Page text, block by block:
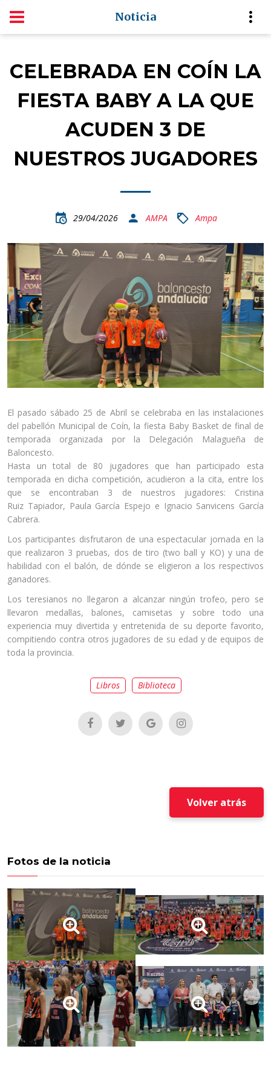
Noticia
CELEBRADA EN COÍN LA
FIESTA BABY A LA QUE
ACUDEN 3 DE
NUESTROS JUGADORES
29/04/2026 AMPA Ampa
El pasado sábado 25 de Abril se celebraba en las instalaciones
del pabellón Municipal de Coín, la fiesta Baby Basket de final de
temporada organizada por la Delegación Malagueña de
Baloncesto.
Hasta un total de 80 jugadores que han participado esta
temporada en dicha competición, acudieron a la cita, entre los
que se encontraban 3 de nuestros jugadores: Cristina
Ruiz Tapiador, Paula García Espejo e Ignacio Sanvicens García
Cabrera.
Los participantes disfrutaron de una espectacular jornada en la
que realizaron 3 pruebas, dos de tiro (two ball y KO) y una de
habilidad con el balón, de dónde se eligieron a los respectivos
ganadores.
Los teresianos no llegaron a alcanzar ningún trofeo, pero se
llevaron medallas, balones, camisetas y sobre todo una
experiencia muy divertida y entretenida de su deporte favorito,
compitiendo contra otros jugadores de su edad y de equipos de
toda la provincia.
Libros Biblioteca
Volver atrás
Fotos de la noticia